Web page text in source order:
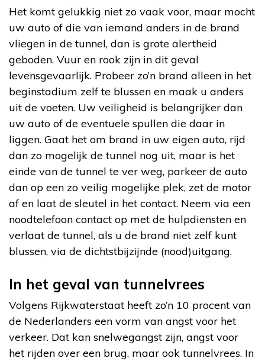
Het komt gelukkig niet zo vaak voor, maar mocht
uw auto of die van iemand anders in de brand
vliegen in de tunnel, dan is grote alertheid
geboden. Vuur en rook zijn in dit geval
levensgevaarlijk. Probeer zo’n brand alleen in het
beginstadium zelf te blussen en maak u anders
uit de voeten. Uw veiligheid is belangrijker dan
uw auto of de eventuele spullen die daar in
liggen. Gaat het om brand in uw eigen auto, rijd
dan zo mogelijk de tunnel nog uit, maar is het
einde van de tunnel te ver weg, parkeer de auto
dan op een zo veilig mogelijke plek, zet de motor
af en laat de sleutel in het contact. Neem via een
noodtelefoon contact op met de hulpdiensten en
verlaat de tunnel, als u de brand niet zelf kunt
blussen, via de dichtstbijzijnde (nood)uitgang.
In het geval van tunnelvrees
Volgens Rijkwaterstaat heeft zo’n 10 procent van
de Nederlanders een vorm van angst voor het
verkeer. Dat kan snelwegangst zijn, angst voor
het rijden over een brug, maar ook tunnelvrees. In